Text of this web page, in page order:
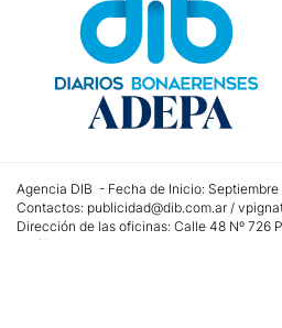
Agencia DIB - Fecha de Inicio: Septiembre
Contactos: publicidad@dib.com.ar /
Dirección de las oficinas: Calle 48 Nº 726
Teléfono: +5492215022421 - Whatsapp: